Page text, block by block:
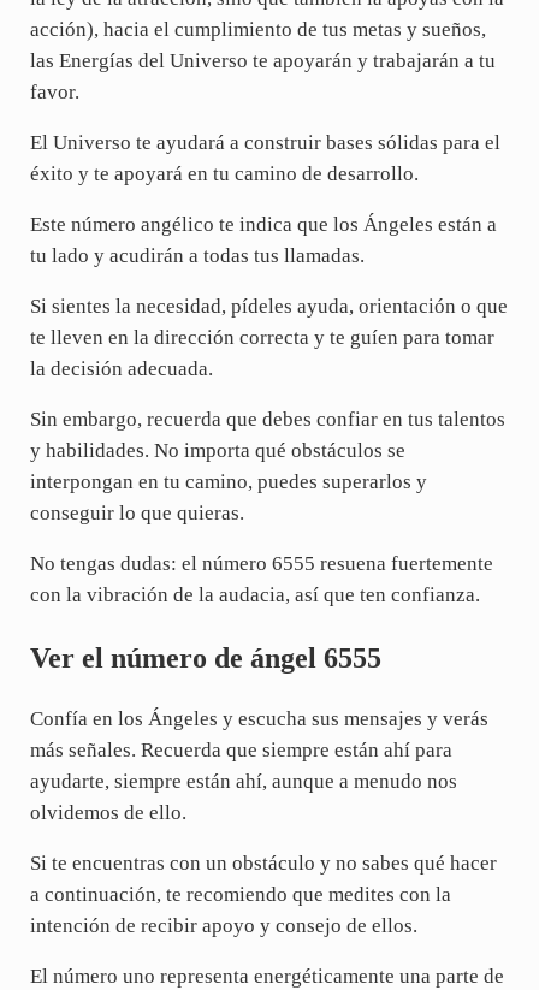
acción), hacia el cumplimiento de tus metas y sueños,
las Energías del Universo te apoyarán y trabajarán a tu
favor.
El Universo te ayudará a construir bases sólidas para el
éxito y te apoyará en tu camino de desarrollo.
Este número angélico te indica que los Ángeles están a
tu lado y acudirán a todas tus llamadas.
Si sientes la necesidad, pídeles ayuda, orientación o que
te lleven en la dirección correcta y te guíen para tomar
la decisión adecuada.
Sin embargo, recuerda que debes confiar en tus talentos
y habilidades. No importa qué obstáculos se
interpongan en tu camino, puedes superarlos y
conseguir lo que quieras.
No tengas dudas: el número 6555 resuena fuertemente
con la vibración de la audacia, así que ten confianza.
Ver el número de ángel 6555
Confía en los Ángeles y escucha sus mensajes y verás
más señales. Recuerda que siempre están ahí para
ayudarte, siempre están ahí, aunque a menudo nos
olvidemos de ello.
Si te encuentras con un obstáculo y no sabes qué hacer
a continuación, te recomiendo que medites con la
intención de recibir apoyo y consejo de ellos.
El número uno representa energéticamente una parte de